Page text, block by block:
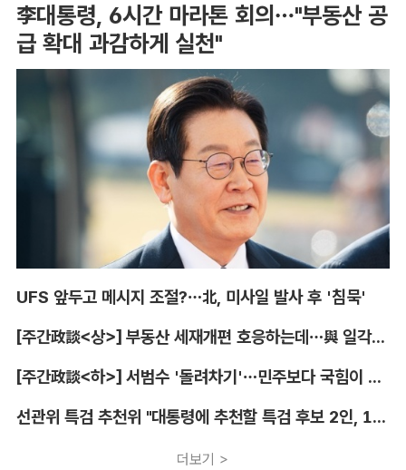
李대통령, 6시간 마라톤 회의…"부동산 공
급 확대 과감하게 실천"
UFS 앞두고 메시지 조절?…北, 미사일 발사 후 '침묵'
[주간政談<상>] 부동산 세재개편 호응하는데…與 일각의 속내
[주간政談<하>] 서범수 '돌려차기'…민주보다 국힘이 더 발끈
선관위 특검 추천위 "대통령에 추천할 특검 후보 2인, 14일 확정"
더보기 >